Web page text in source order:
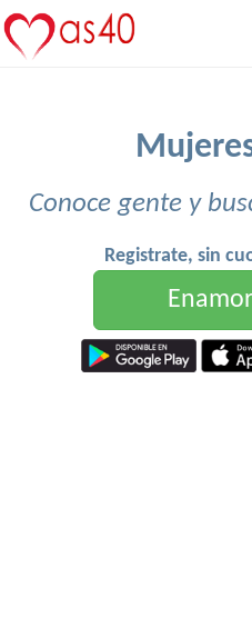
Conoce gente y
Registrate, sin